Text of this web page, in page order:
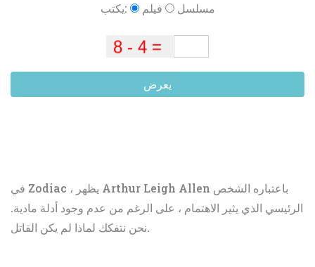
يكتب: فيلم مسلسل
يعرض
في Zodiac ، يظهر Arthur Leigh Allen باعتباره الشخص
الرئيسي الذي يثير الاهتمام ، على الرغم من عدم وجود أدلة مادية.
نحن نتفكك لماذا لم يكن القاتل.